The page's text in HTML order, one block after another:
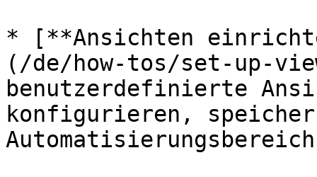
* [**Ansichten
(/de/how-tos/set-up-
benutzerdefinierte
konfigurieren,